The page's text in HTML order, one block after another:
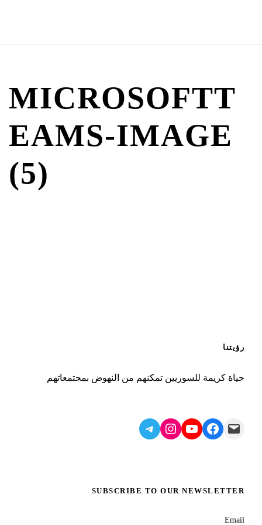
MICROSOFTT
EAMS-IMAGE
(5)
رؤيتنا
حياة كريمة للسوريين تمكنهم من النهوض بمجتمعاتهم
Mail
Facebook
YouTube
Instagram
Telegram
SUBSCRIBE TO OUR NEWSLETTER
Email